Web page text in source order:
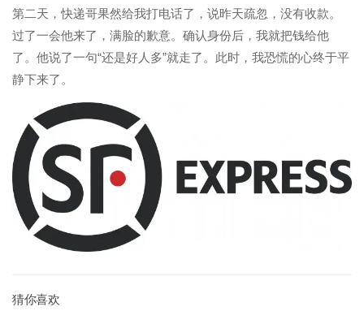
第二天，快递哥果然给我打电话了，说昨天疏忽，没有收款。
过了一会他来了，满脸的歉意。确认身份后，我就把钱给他
了。他说了一句“还是好人多”就走了。此时，我恐慌的心终于平
静下来了。
猜你喜欢